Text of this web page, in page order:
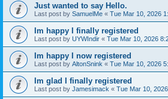
Just wanted to say Hello.
Last post by SamuelMe « Tue Mar 10, 2026
Im happy I finally registered
Last post by UYWIndir « Tue Mar 10, 2026
Im happy I now registered
Last post by AltonSnink « Tue Mar 10, 2026
Im glad I finally registered
Last post by Jamesimack « Tue Mar 10,